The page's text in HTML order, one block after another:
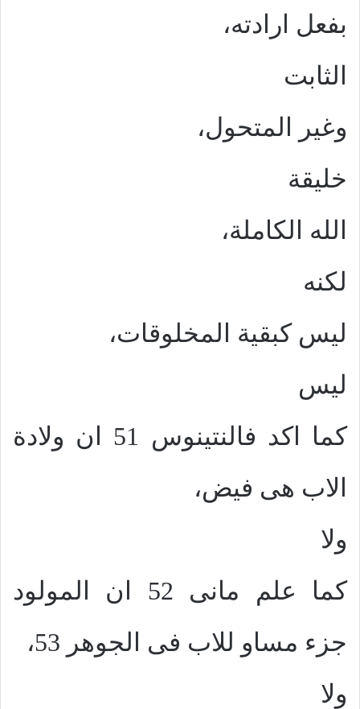
بفعل ارادته،
الثابت
وغير المتحول،
خليقة
الله الكاملة،
لكنه
ليس كبقية المخلوقات،
ليس
كما اكد فالنتينوس 51 ان ولادة
الاب هى فيض،
ولا
كما علم مانى 52 ان المولود
جزء مساو للاب فى الجوهر 53،
ولا